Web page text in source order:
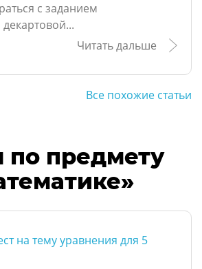
с заданием
Читать дальше
Все похожие статьи
по предмету
на тему уравнения для 5